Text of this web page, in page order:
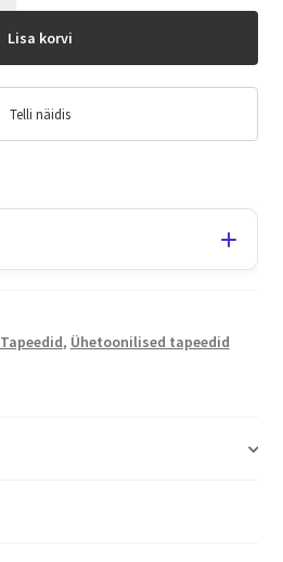
Lisa korvi
Telli näidis
Tapeedid, Ühetoonilised tapeedid